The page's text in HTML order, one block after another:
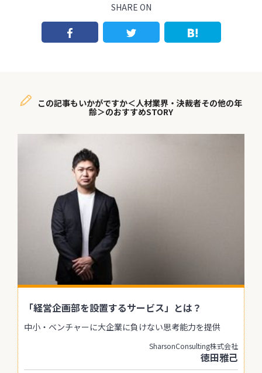
SHARE ON
この記事もいかがですか＜人材業界・決裁者その他の年
齢＞のおすすめSTORY
「経営企画部を設置するサービス」とは？
中小・ベンチャーに大企業に負けない思考能力を提供
SharsonConsulting株式会社
徳田雅己